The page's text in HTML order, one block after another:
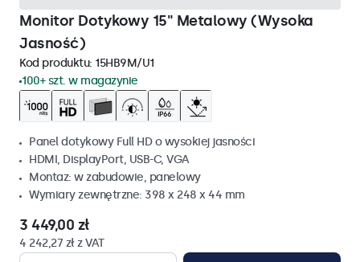
Monitor Dotykowy 15" Metalowy (Wysoka
Jasność)
Kod produktu: 15HB9M/U1
100+ szt. w magazynie
Panel dotykowy Full HD o wysokiej jasności
HDMI, DisplayPort, USB-C, VGA
Montaz: w zabudowie, panelowy
Wymiary zewnętrzne: 398 x 248 x 44 mm
3 449,00 zł
4 242,27 zł z VAT